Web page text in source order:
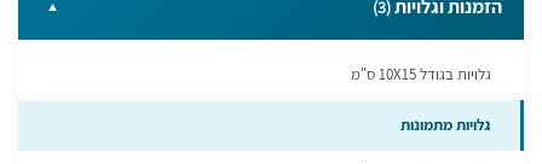
הזמנות וגלויות(3)
▼
גלויות בגודל 10X15 ס"מ
גלויות מתמונות